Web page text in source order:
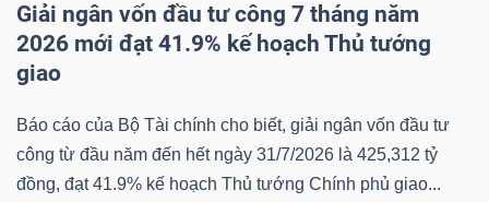
Giải ngân vốn đầu tư công 7 tháng năm
2026 mới đạt 41.9% kế hoạch Thủ tướng
giao
Báo cáo của Bộ Tài chính cho biết, giải ngân vốn đầu tư
công từ đầu năm đến hết ngày 31/7/2026 là 425,312 tỷ
đồng, đạt 41.9% kế hoạch Thủ tướng Chính phủ giao...